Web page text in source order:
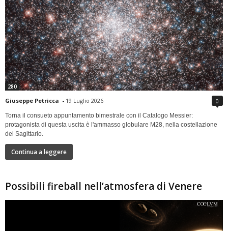
280
Giuseppe Petricca - 19 Luglio 2026 0
Torna il consueto appuntamento bimestrale con il Catalogo Messier:
protagonista di questa uscita è l'ammasso globulare M28, nella costellazione
del Sagittario.
Continua a leggere
Possibili fireball nell’atmosfera di Venere